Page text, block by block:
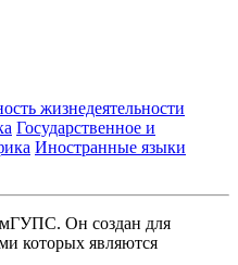
жизнедеятельности
Государственное и
Иностранные языки
Он создан для
которых являются